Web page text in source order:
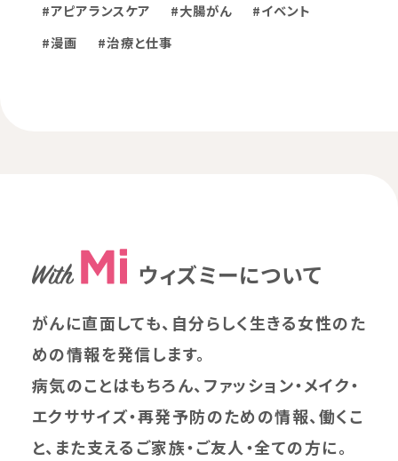
#アピアランスケア #大腸がん
#イベント
#漫画
#治療と仕事
ウィズミーについて
がんに直面しても、自分らしく生きる女性のた
めの情報を発信します。
病気のことはもちろん、ファッション・メイク・
エクササイズ・再発予防のための情報、働くこ
と、また支えるご家族・ご友人・全ての方に。